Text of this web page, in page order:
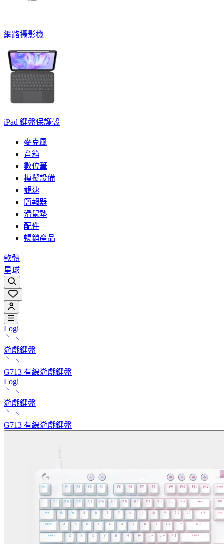
網路攝影機
iPad 鍵盤保護殼
麥克風
音箱
數位筆
模擬設備
競速
簡報器
滑鼠墊
配件
暢銷產品
軟體
星球
Logi
遊戲鍵盤
G713 有線遊戲鍵盤
Logi
遊戲鍵盤
G713 有線遊戲鍵盤